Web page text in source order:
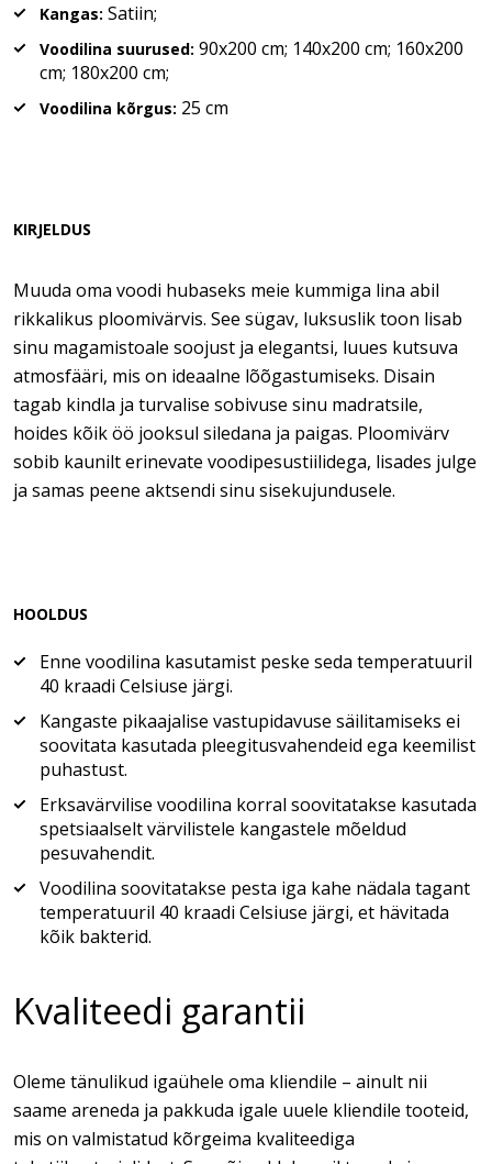
Kangas: Satiin;
Voodilina suurused: 90x200 cm; 140x200 cm; 160x200
cm; 180x200 cm;
Voodilina kõrgus: 25 cm
KIRJELDUS
Muuda oma voodi hubaseks meie kummiga lina abil
rikkalikus ploomivärvis. See sügav, luksuslik toon lisab
sinu magamistoale soojust ja elegantsi, luues kutsuva
atmosfääri, mis on ideaalne lõõgastumiseks. Disain
tagab kindla ja turvalise sobivuse sinu madratsile,
hoides kõik öö jooksul siledana ja paigas. Ploomivärv
sobib kaunilt erinevate voodipesustiilidega, lisades julge
ja samas peene aktsendi sinu sisekujundusele.
HOOLDUS
Enne voodilina kasutamist peske seda temperatuuril
40 kraadi Celsiuse järgi.
Kangaste pikaajalise vastupidavuse säilitamiseks ei
soovitata kasutada pleegitusvahendeid ega keemilist
puhastust.
Erksavärvilise voodilina korral soovitatakse kasutada
spetsiaalselt värvilistele kangastele mõeldud
pesuvahendit.
Voodilina soovitatakse pesta iga kahe nädala tagant
temperatuuril 40 kraadi Celsiuse järgi, et hävitada
kõik bakterid.
Kvaliteedi garantii
Oleme tänulikud igaühele oma kliendile – ainult nii
saame areneda ja pakkuda igale uuele kliendile tooteid,
mis on valmistatud kõrgeima kvaliteediga